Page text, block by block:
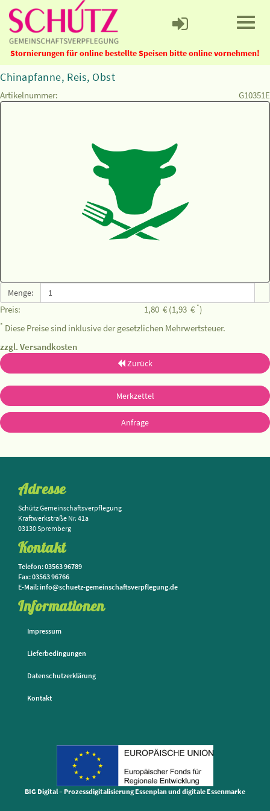
Stornierungen für online bestellte Speisen bitte online vornehmen!
Chinapfanne, Reis, Obst
Artikelnummer: G10351E
Menge:
Preis: 1,80 € (1,93 € *)
* Diese Preise sind inklusive der gesetzlichen Mehrwertsteuer.
zzgl. Versandkosten
Zurück
Merkzettel
Anfrage
Adresse
Schütz Gemeinschaftsverpflegung
Kraftwerkstraße Nr. 41a
03130 Spremberg
Kontakt
Telefon: 03563 96789
Fax: 03563 96766
E-Mail: info@schuetz-gemeinschaftsverpflegung.de
Informationen
Impressum
Lieferbedingungen
Datenschutzerklärung
Kontakt
BIG Digital – Prozessdigitalisierung Essenplan und digitale Essenmarke